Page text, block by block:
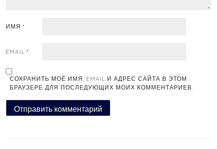
ИМЯ *
EMAIL *
СОХРАНИТЬ МОЁ ИМЯ, EMAIL И АДРЕС САЙТА В ЭТОМ
БРАУЗЕРЕ ДЛЯ ПОСЛЕДУЮЩИХ МОИХ КОММЕНТАРИЕВ.